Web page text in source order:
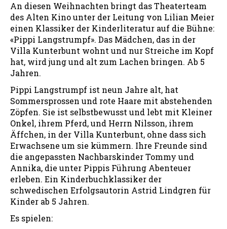
An diesen Weihnachten bringt das Theaterteam
des Alten Kino unter der Leitung von Lilian Meier
einen Klassiker der Kinderliteratur auf die Bühne:
«Pippi Langstrumpf». Das Mädchen, das in der
Villa Kunterbunt wohnt und nur Streiche im Kopf
hat, wird jung und alt zum Lachen bringen. Ab 5
Jahren.
Pippi Langstrumpf ist neun Jahre alt, hat
Sommersprossen und rote Haare mit abstehenden
Zöpfen. Sie ist selbstbewusst und lebt mit Kleiner
Onkel, ihrem Pferd, und Herrn Nilsson, ihrem
Äffchen, in der Villa Kunterbunt, ohne dass sich
Erwachsene um sie kümmern. Ihre Freunde sind
die angepassten Nachbarskinder Tommy und
Annika, die unter Pippis Führung Abenteuer
erleben. Ein Kinderbuchklassiker der
schwedischen Erfolgsautorin Astrid Lindgren für
Kinder ab 5 Jahren.
Es spielen: